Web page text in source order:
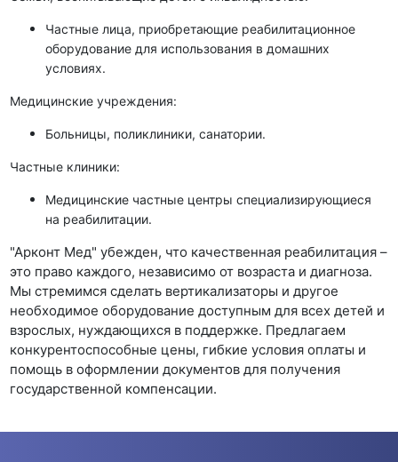
Частные лица, приобретающие реабилитационное
оборудование для использования в домашних
условиях.
Медицинские учреждения:
Больницы, поликлиники, санатории.
Частные клиники:
Медицинские частные центры специализирующиеся
на реабилитации.
"Арконт Мед" убежден, что качественная реабилитация –
это право каждого, независимо от возраста и диагноза.
Мы стремимся сделать вертикализаторы и другое
необходимое оборудование доступным для всех детей и
взрослых, нуждающихся в поддержке. Предлагаем
конкурентоспособные цены, гибкие условия оплаты и
помощь в оформлении документов для получения
государственной компенсации.